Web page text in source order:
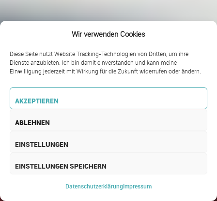
Wir verwenden Cookies
Diese Seite nutzt Website Tracking-Technologien von Dritten, um ihre
Dienste anzubieten. Ich bin damit einverstanden und kann meine
Einwilligung jederzeit mit Wirkung für die Zukunft widerrufen oder ändern.
AKZEPTIEREN
ABLEHNEN
EINSTELLUNGEN
EINSTELLUNGEN SPEICHERN
Datenschutz­erklärungImpressum